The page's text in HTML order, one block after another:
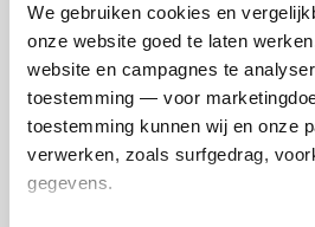
We gebruiken cookies en
onze website goed te laten
website en campagnes te
toestemming — voor
toestemming kunnen wij en onze
verwerken, zoals surfgedrag,
gegevens.
Tim's